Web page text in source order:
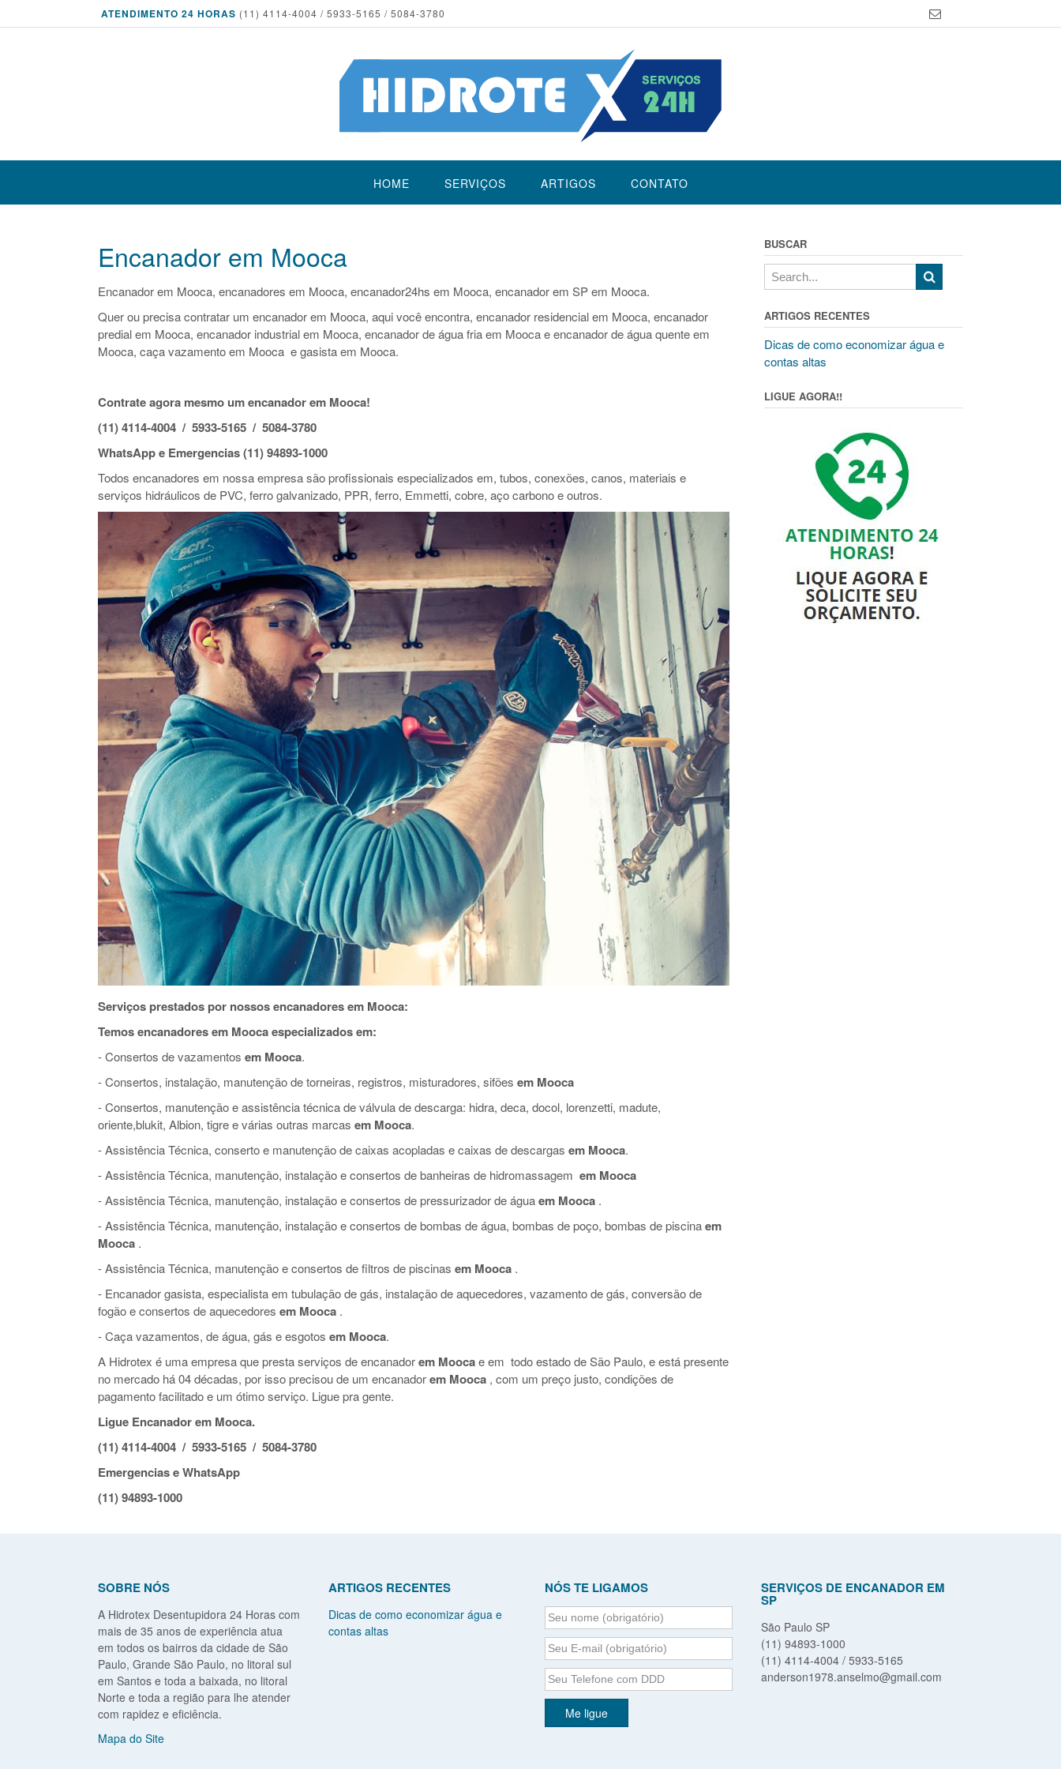
ATENDIMENTO 24 HORAS (11) 4114-4004 / 5933-5165 / 5084-3780
HOME SERVIÇOS ARTIGOS CONTATO
Encanador em Mooca
Encanador em Mooca, encanadores em Mooca, encanador24hs em Mooca, encanador em SP em Mooca.
Quer ou precisa contratar um encanador em Mooca, aqui você encontra, encanador residencial em Mooca, encanador
predial em Mooca, encanador industrial em Mooca, encanador de água fria em Mooca e encanador de água quente em
Mooca, caça vazamento em Mooca e gasista em Mooca.
Contrate agora mesmo um encanador em Mooca!
(11) 4114-4004 / 5933-5165 / 5084-3780
WhatsApp e Emergencias (11) 94893-1000
Todos encanadores em nossa empresa são profissionais especializados em, tubos, conexões, canos, materiais e
serviços hidráulicos de PVC, ferro galvanizado, PPR, ferro, Emmetti, cobre, aço carbono e outros.
Serviços prestados por nossos encanadores em Mooca:
Temos encanadores em Mooca especializados em:
- Consertos de vazamentos em Mooca.
- Consertos, instalação, manutenção de torneiras, registros, misturadores, sifões em Mooca
- Consertos, manutenção e assistência técnica de válvula de descarga: hidra, deca, docol, lorenzetti, madute,
oriente,blukit, Albion, tigre e várias outras marcas em Mooca.
- Assistência Técnica, conserto e manutenção de caixas acopladas e caixas de descargas em Mooca.
- Assistência Técnica, manutenção, instalação e consertos de banheiras de hidromassagem em Mooca
- Assistência Técnica, manutenção, instalação e consertos de pressurizador de águaem Mooca .
- Assistência Técnica, manutenção, instalação e consertos de bombas de água, bombas de poço, bombas de piscinaem
Mooca .
- Assistência Técnica, manutenção e consertos de filtros de piscinas em Mooca .
- Encanador gasista, especialista em tubulação de gás, instalação de aquecedores, vazamento de gás, conversão de
fogão e consertos de aquecedores em Mooca .
- Caça vazamentos, de água, gás e esgotos em Mooca.
A Hidrotex é uma empresa que presta serviços de encanadorem Moocae em todo estado de São Paulo, e está presente
no mercado há 04 décadas, por isso precisou de um encanadorem Mooca , com um preço justo, condições de
pagamento facilitado e um ótimo serviço. Ligue pra gente.
Ligue Encanador em Mooca.
(11) 4114-4004 / 5933-5165 / 5084-3780
Emergencias e WhatsApp
(11) 94893-1000
BUSCAR
ARTIGOS RECENTES
Dicas de como economizar água e
contas altas
LIGUE AGORA!!
SOBRE NÓS
A Hidrotex Desentupidora 24 Horas com
mais de 35 anos de experiência atua
em todos os bairros da cidade de São
Paulo, Grande São Paulo, no litoral sul
em Santos e toda a baixada, no litoral
Norte e toda a região para lhe atender
com rapidez e eficiência.
Mapa do Site
ARTIGOS RECENTES
Dicas de como economizar água e
contas altas
NÓS TE LIGAMOS SERVIÇOS DE ENCANADOR EM
SP
São Paulo SP
(11) 94893-1000
(11) 4114-4004 / 5933-5165
anderson1978.anselmo@gmail.com